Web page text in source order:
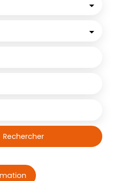
Rechercher